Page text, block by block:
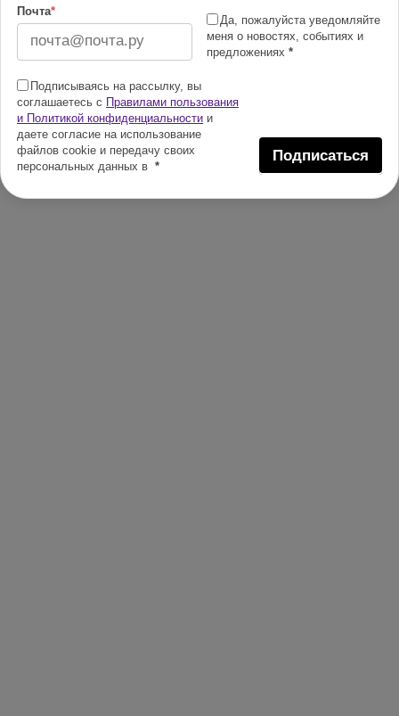
Почта*
Да, пожалуйста уведомляйте
меня о новостях, событиях и
предложениях *
Подписываясь на рассылку, вы
соглашаетесь с Правилами пользования
и Политикой конфиденциальности и
даете согласие на использование
файлов cookie и передачу своих
персональных данных в *
Подписаться